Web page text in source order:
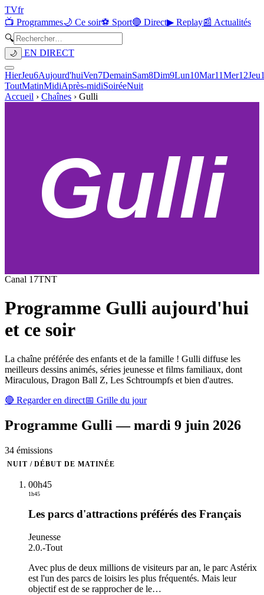
TVfr
📺 Programmes🌙 Ce soir⚽ Sport🔴 Direct▶ Replay📰 Actualités
🔍
🌙 EN DIRECT
HierJeu6Aujourd'huiVen7DemainSam8Dim9Lun10Mar11Mer12Jeu
ToutMatinMidiAprès-midiSoiréeNuit
Accueil › Chaînes › Gulli
Canal 17TNT
Programme Gulli aujourd'hui
et ce soir
La chaîne préférée des enfants et de la famille ! Gulli diffuse les
meilleurs dessins animés, séries jeunesse et films familiaux, dont
Miraculous, Dragon Ball Z, Les Schtroumpfs et bien d'autres.
🔴 Regarder en direct📅 Grille du jour
Programme Gulli —mardi 9 juin 2026
34 émissions
NUIT / DÉBUT DE MATINÉE
00h45
1h45
Les parcs d'attractions préférés des Français
Jeunesse
2.0.-Tout
Avec plus de deux millions de visiteurs par an, le parc Astérix
est l'un des parcs de loisirs les plus fréquentés. Mais leur
objectif est de se rapprocher de le…